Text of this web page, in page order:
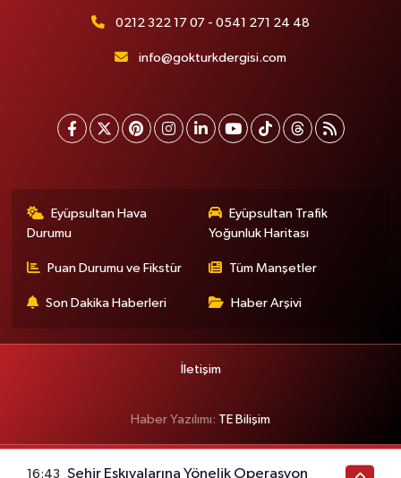
0212 322 17 07 - 0541 271 24 48
info@gokturkdergisi.com
Eyüpsultan Hava
Durumu
Eyüpsultan Trafik
Yoğunluk Haritası
Puan Durumu ve Fikstür Tüm Manşetler
Son Dakika Haberleri Haber Arşivi
İletişim
Haber Yazılımı: TE Bilişim
16:43 Şehir Eşkıyalarına Yönelik Operasyon